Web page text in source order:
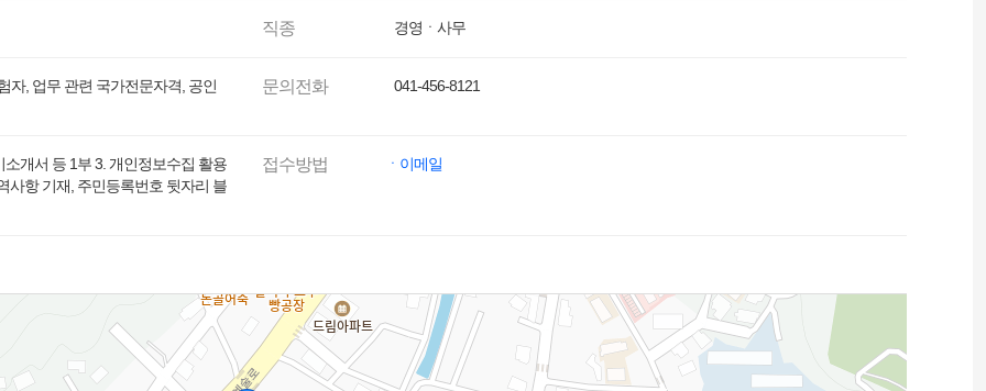
직종 경영ㆍ사무
자, 업무 관련 국가전문자격, 공인 문의전화 041-456-8121
개서 등 1부 3. 개인정보수집 활용
사항 기재, 주민등록번호 뒷자리 블
접수방법 ㆍ이메일